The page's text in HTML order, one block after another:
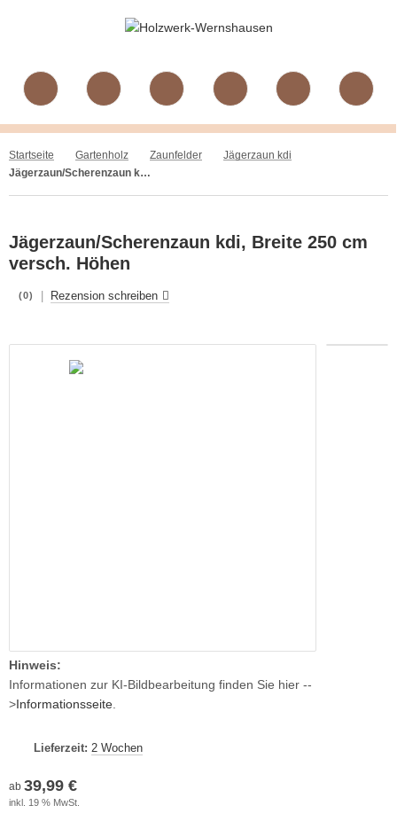
Startseite Gartenholz Zaunfelder
Jägerzaun kdi
Jägerzaun/Scherenzaun kdi, Breite 250 cm versch. Höhen
Jägerzaun/Scherenzaun kdi, Breite 250 cm
versch. Höhen
(0) Rezension schreiben
Hinweis:
Informationen zur KI-Bildbearbeitung finden Sie hier --
>Informationsseite
Lieferzeit: 2 Wochen
ab 39,99 €
inkl. 19 % MwSt.